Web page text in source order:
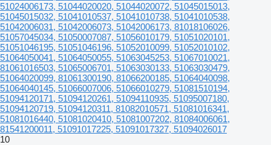
51024006173, 51044020020, 51044020072, 51045015013,
51045015032, 51041010537, 51041010738, 51041010538,
51042006031, 51042006073, 51042006173, 81018106026,
51057045034, 51050007087, 51056010179, 51051020101,
51051046195, 51051046196, 51052010099, 51052010102,
51064050041, 51064050055, 51063045253, 51067010021,
81061016503, 51065006701, 51063030133, 51063030479,
51064020099, 81061300190, 81066200185, 51064040098,
51064040145, 51066007006, 51066010279, 51081510194,
51094120171, 51094120261, 51094110935, 51095007180,
51094120719, 51094120311, 81082010571, 51081016341,
51081016440, 51081020410, 51081007202, 81084006061,
81541200011, 51091017225, 51091017327, 51094026017
10